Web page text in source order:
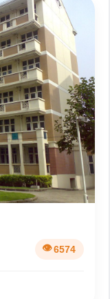
6574